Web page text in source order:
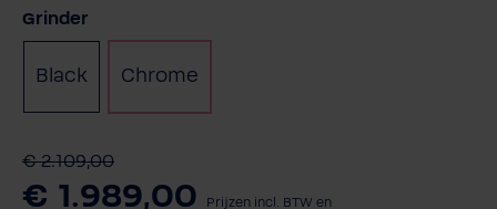
Selecteer
Grinder
Black Chrome
€ 2.109,00
€ 1.989,00 Prijzen incl. BTW en